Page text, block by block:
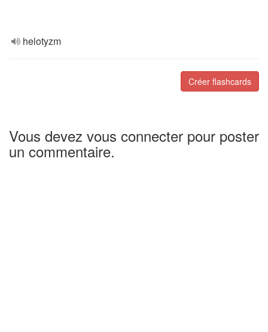
helotyzm
Créer flashcards
Vous devez vous connecter pour poster
un commentaire.